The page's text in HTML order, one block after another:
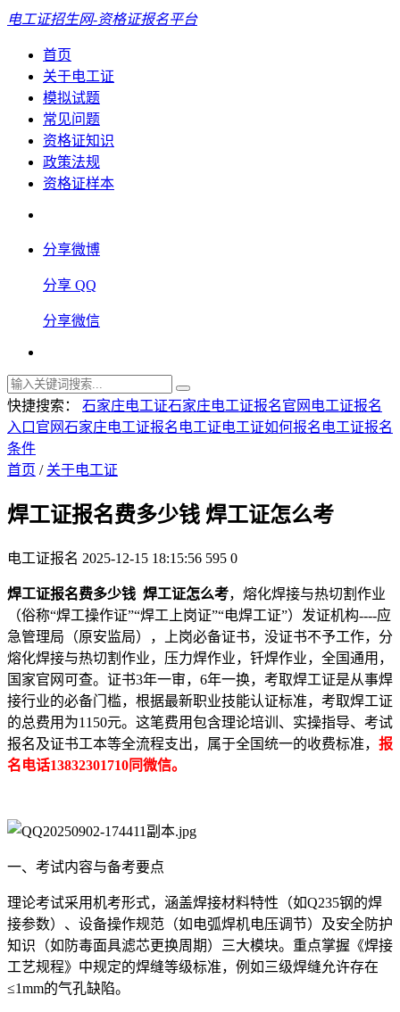
电工证招生网-资格证报名平台
首页
关于电工证
模拟试题
常见问题
资格证知识
政策法规
资格证样本
分享微博
分享 QQ
分享微信
快捷搜索： 石家庄电工证石家庄电工证报名官网 电工证报名
入口官网石家庄电工证报名 电工证电工证如何报名 电工证报名
条件
首页 / 关于电工证
焊工证报名费多少钱 焊工证怎么考
电工证报名 2025-12-15 18:15:56 595 0
焊工证报名费多少钱 焊工证怎么考，熔化焊接与热切割作业
（俗称“焊工操作证”“焊工上岗证”“电焊工证”）发证机构----应
急管理局（原安监局），上岗必备证书，没证书不予工作，分
熔化焊接与热切割作业，压力焊作业，钎焊作业，全国通用，
国家官网可查。证书3年一审，6年一换，考取焊工证是从事焊
接行业的必备门槛，根据最新职业技能认证标准，考取焊工证
的总费用为1150元。这笔费用包含理论培训、实操指导、考试
报名及证书工本等全流程支出，属于全国统一的收费标准， 报
名电话13832301710同微信。
一、考试内容与备考要点
理论考试采用机考形式，涵盖焊接材料特性（如Q235钢的焊
接参数）、设备操作规范（如电弧焊机电压调节）及安全防护
知识（如防毒面具滤芯更换周期）三大模块。重点掌握《焊接
工艺规程》中规定的焊缝等级标准，例如三级焊缝允许存在
≤1mm的气孔缺陷。